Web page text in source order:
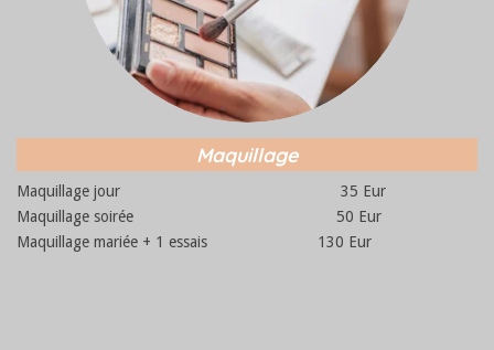
Maquillage
Maquillage jour 35 Eur
Maquillage soirée 50 Eur
Maquillage mariée + 1 essais 130 Eur